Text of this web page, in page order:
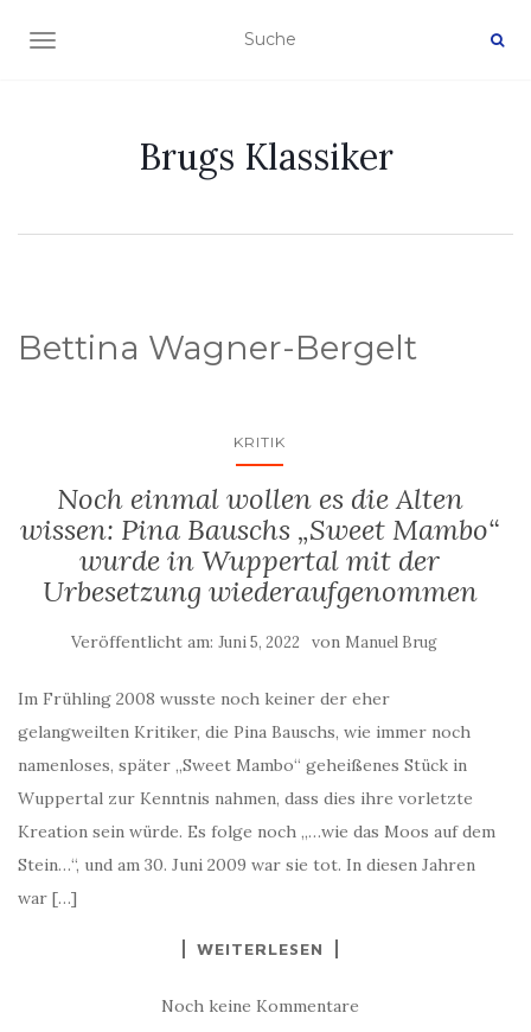
NAVIGATION EIN-/AUSSCHALTEN
Brugs Klassiker
Bettina Wagner-Bergelt
KRITIK
Noch einmal wollen es die Alten
wissen: Pina Bauschs „Sweet Mambo“
wurde in Wuppertal mit der
Urbesetzung wiederaufgenommen
Veröffentlicht am: Juni 5, 2022 von Manuel Brug
Im Frühling 2008 wusste noch keiner der eher
gelangweilten Kritiker, die Pina Bauschs, wie immer noch
namenloses, später „Sweet Mambo“ geheißenes Stück in
Wuppertal zur Kenntnis nahmen, dass dies ihre vorletzte
Kreation sein würde. Es folge noch „…wie das Moos auf dem
Stein…“, und am 30. Juni 2009 war sie tot. In diesen Jahren
war […]
WEITERLESEN
Noch keine Kommentare